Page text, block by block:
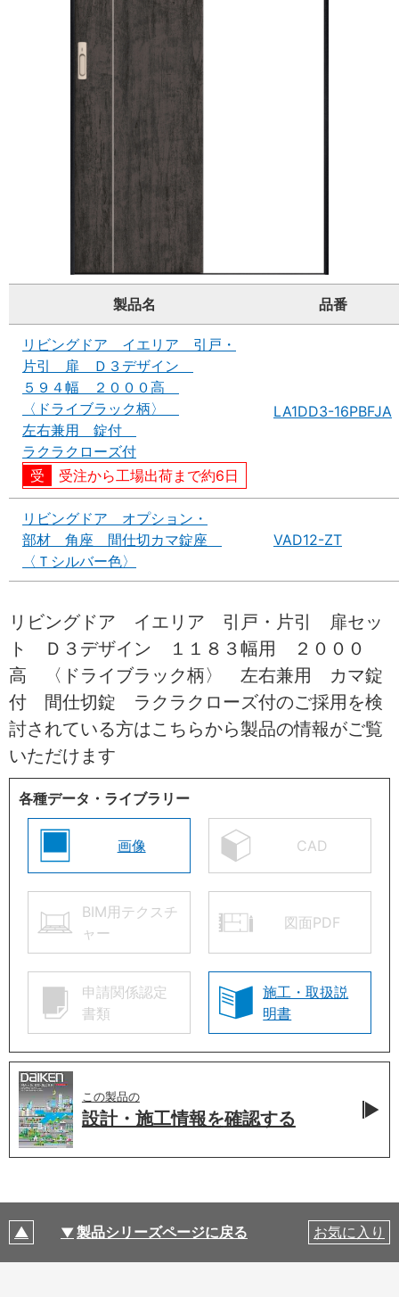
製品名 品番
リビングドア イエリア 引戸・
片引 扉 Ｄ３デザイン
５９４幅 ２０００高
〈ドライブラック柄〉
左右兼用 錠付
ラクラクローズ付
受注から工場出荷まで約6日
LA1DD3-16PBFJA
リビングドア オプション・
部材 角座 間仕切カマ錠座
〈Ｔシルバー色〉
VAD12-ZT
リビングドア イエリア 引戸・片引 扉セッ
ト Ｄ３デザイン １１８３幅用 ２０００
高 〈ドライブラック柄〉 左右兼用 カマ錠
付 間仕切錠 ラクラクローズ付のご採用を検
討されている方はこちらから製品の情報がご覧
いただけます
各種データ・ライブラリー
画像 CAD
BIM用テクスチ
ャー
図面PDF
申請関係認定
書類
施工・取扱説
明書
この製品の
設計・施工情報を確認する
製品シリーズページに戻る お気に入り